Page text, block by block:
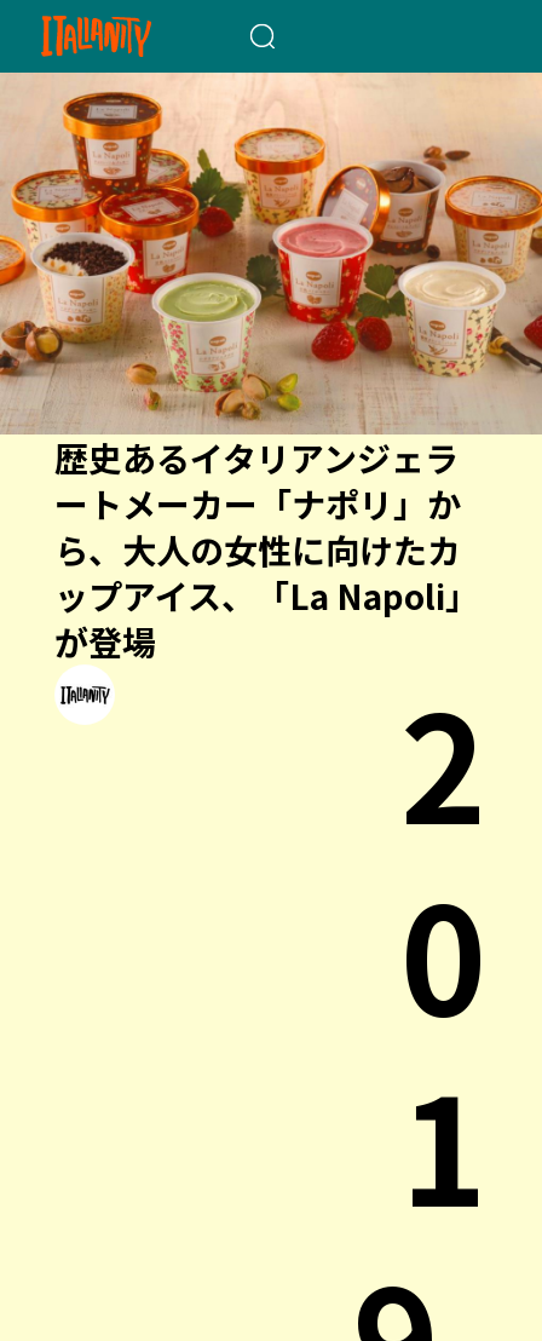
歴史あるイタリアンジェラ
ートメーカー「ナポリ」か
ら、大人の女性に向けたカ
ップアイス、「La Napoli」
が登場
2
0
1